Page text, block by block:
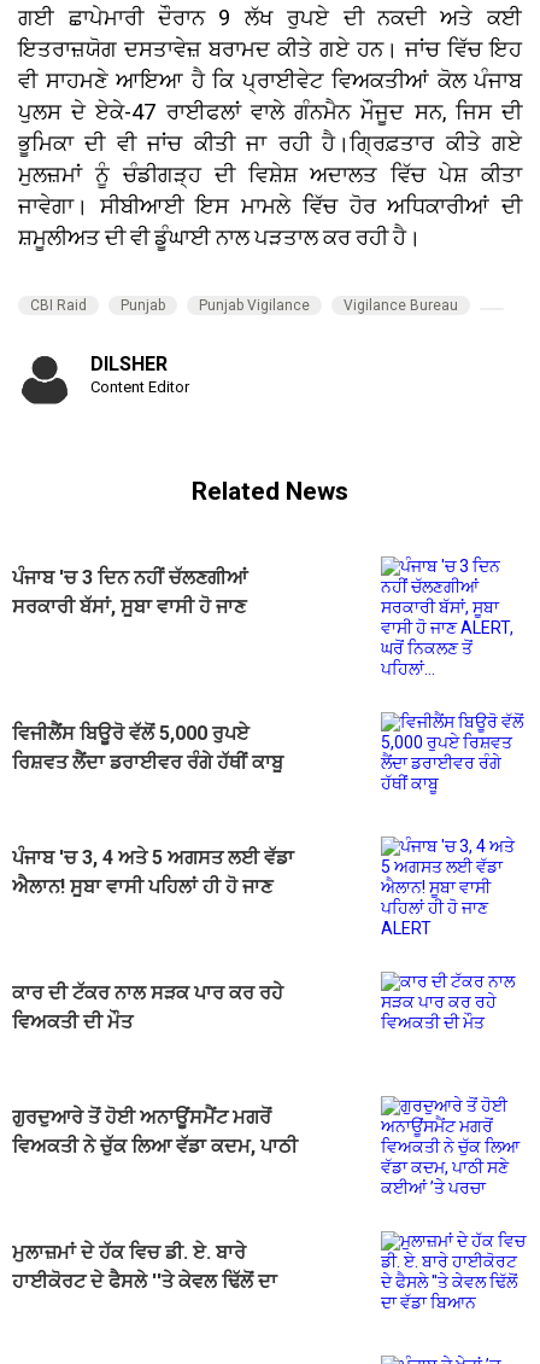
ਗਈ ਛਾਪੇਮਾਰੀ ਦੌਰਾਨ 9 ਲੱਖ ਰੁਪਏ ਦੀ ਨਕਦੀ ਅਤੇ ਕਈ
ਇਤਰਾਜ਼ਯੋਗ ਦਸਤਾਵੇਜ਼ ਬਰਾਮਦ ਕੀਤੇ ਗਏ ਹਨ। ਜਾਂਚ ਵਿੱਚ ਇਹ
ਵੀ ਸਾਹਮਣੇ ਆਇਆ ਹੈ ਕਿ ਪ੍ਰਾਈਵੇਟ ਵਿਅਕਤੀਆਂ ਕੋਲ ਪੰਜਾਬ
ਪੁਲਸ ਦੇ ਏਕੇ-47 ਰਾਈਫਲਾਂ ਵਾਲੇ ਗੰਨਮੈਨ ਮੌਜੂਦ ਸਨ, ਜਿਸ ਦੀ
ਭੂਮਿਕਾ ਦੀ ਵੀ ਜਾਂਚ ਕੀਤੀ ਜਾ ਰਹੀ ਹੈ।ਗ੍ਰਿਫ਼ਤਾਰ ਕੀਤੇ ਗਏ
ਮੁਲਜ਼ਮਾਂ ਨੂੰ ਚੰਡੀਗੜ੍ਹ ਦੀ ਵਿਸ਼ੇਸ਼ ਅਦਾਲਤ ਵਿੱਚ ਪੇਸ਼ ਕੀਤਾ
ਜਾਵੇਗਾ। ਸੀਬੀਆਈ ਇਸ ਮਾਮਲੇ ਵਿੱਚ ਹੋਰ ਅਧਿਕਾਰੀਆਂ ਦੀ
ਸ਼ਮੂਲੀਅਤ ਦੀ ਵੀ ਡੂੰਘਾਈ ਨਾਲ ਪੜਤਾਲ ਕਰ ਰਹੀ ਹੈ।
CBI Raid Punjab Punjab Vigilance Vigilance Bureau
DILSHER
Content Editor
Related News
ਪੰਜਾਬ 'ਚ 3 ਦਿਨ ਨਹੀਂ ਚੱਲਣਗੀਆਂ
ਸਰਕਾਰੀ ਬੱਸਾਂ, ਸੂਬਾ ਵਾਸੀ ਹੋ ਜਾਣ
ਵਿਜੀਲੈਂਸ ਬਿਊਰੋ ਵੱਲੋਂ 5,000 ਰੁਪਏ
ਰਿਸ਼ਵਤ ਲੈਂਦਾ ਡਰਾਈਵਰ ਰੰਗੇ ਹੱਥੀਂ ਕਾਬੂ
ਪੰਜਾਬ 'ਚ 3, 4 ਅਤੇ 5 ਅਗਸਤ ਲਈ ਵੱਡਾ
ਐਲਾਨ! ਸੂਬਾ ਵਾਸੀ ਪਹਿਲਾਂ ਹੀ ਹੋ ਜਾਣ
ਕਾਰ ਦੀ ਟੱਕਰ ਨਾਲ ਸੜਕ ਪਾਰ ਕਰ ਰਹੇ
ਵਿਅਕਤੀ ਦੀ ਮੌਤ
ਗੁਰਦੁਆਰੇ ਤੋਂ ਹੋਈ ਅਨਾਊਂਸਮੈਂਟ ਮਗਰੋਂ
ਵਿਅਕਤੀ ਨੇ ਚੁੱਕ ਲਿਆ ਵੱਡਾ ਕਦਮ, ਪਾਠੀ
ਮੁਲਾਜ਼ਮਾਂ ਦੇ ਹੱਕ ਵਿਚ ਡੀ. ਏ. ਬਾਰੇ
ਹਾਈਕੋਰਟ ਦੇ ਫੈਸਲੇ ''ਤੇ ਕੇਵਲ ਢਿੱਲੋਂ ਦਾ